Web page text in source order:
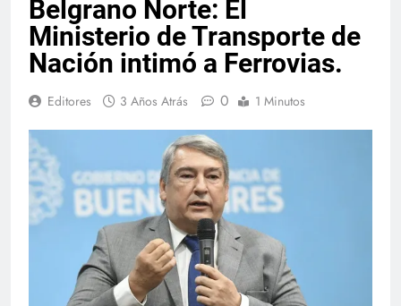
Belgrano Norte: El
Ministerio de Transporte de
Nación intimó a Ferrovias.
Editores 3 Años Atrás 0 1 Minutos